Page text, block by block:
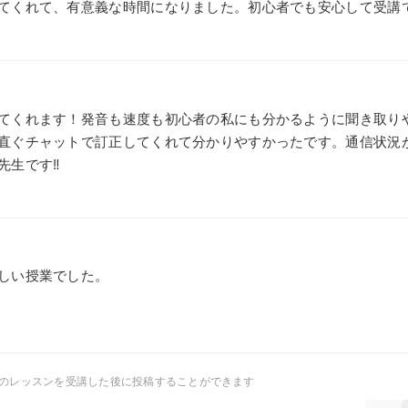
くれて、有意義な時間になりました。初心者でも安心して受講
くれます！発音も速度も初心者の私にも分かるように聞き取り
ぐチャットで訂正してくれて分かりやすかったです。通信状況
生です‼︎
授業でした。
レッスンを受講した後に投稿することができます